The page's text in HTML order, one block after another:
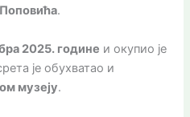
.
2025. године и окупио је
је обухватао и
музеју.